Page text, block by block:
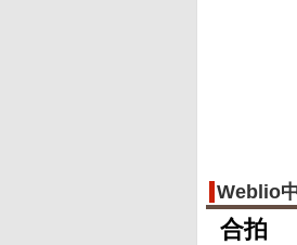
Weblio
合拍